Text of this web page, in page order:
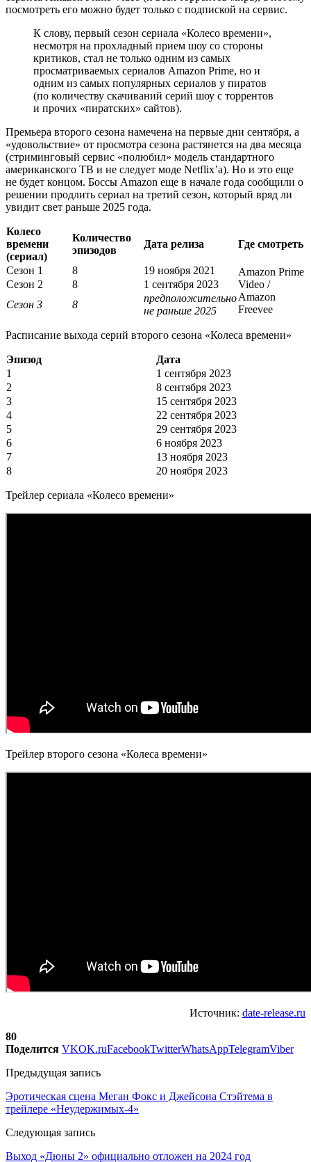
посмотреть его можно будет только с подпиской на сервис.
К слову, первый сезон сериала «Колесо времени»,
несмотря на прохладный прием шоу со стороны
критиков, стал не только одним из самых
просматриваемых сериалов Amazon Prime, но и
одним из самых популярных сериалов у пиратов
(по количеству скачиваний серий шоу с торрентов
и прочих «пиратских» сайтов).
Премьера второго сезона намечена на первые дни сентября, а
«удовольствие» от просмотра сезона растянется на два месяца
(стриминговый сервис «полюбил» модель стандартного
американского ТВ и не следует моде Netflix’а). Но и это еще
не будет концом. Боссы Amazon еще в начале года сообщили о
решении продлить сериал на третий сезон, который вряд ли
увидит свет раньше 2025 года.
Колесо
времени
(сериал)
Количество
эпизодов
Дата релиза Где смотреть
Сезон 1 8 19 ноября 2021
Amazon Prime
Video /
Amazon
Freevee
Сезон 2 8
1 сентября 2023
Сезон 3
8
предположительно
не раньше 2025
Расписание выхода серий второго сезона «Колеса времени»
Эпизод
Дата
1
1 сентября 2023
2
8 сентября 2023
3
15 сентября 2023
4
22 сентября 2023
5
29 сентября 2023
6
6 ноября 2023
7
13 ноября 2023
8
20 ноября 2023
Трейлер сериала «Колесо времени»
Трейлер второго сезона «Колеса времени»
Источник: date-release.ru
80
Поделится VKOK.ruFacebookTwitterWhatsAppTelegramViber
Предыдущая запись
Эротическая сцена Меган Фокс и Джейсона Стэйтема в
трейлере «Неудержимых-4»
Следующая запись
Выход «Дюны 2» официально отложен на 2024 год